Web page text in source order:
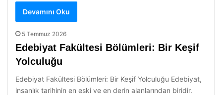
Devamını Oku
5 Temmuz 2026
Edebiyat Fakültesi Bölümleri: Bir Keşif
Yolculuğu
Edebiyat Fakültesi Bölümleri: Bir Keşif Yolculuğu Edebiyat,
insanlık tarihinin en eski ve en derin alanlarından biridir.